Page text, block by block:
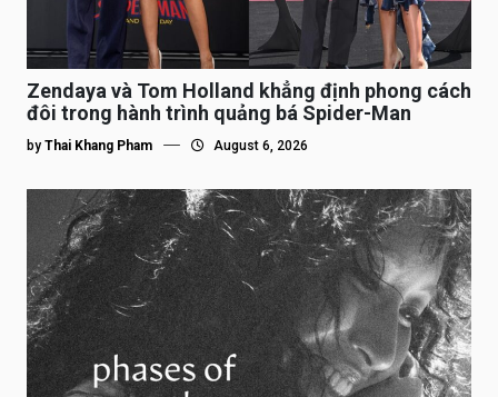
Zendaya và Tom Holland khẳng định phong cách
đôi trong hành trình quảng bá Spider-Man
by Thai Khang Pham August 6, 2026